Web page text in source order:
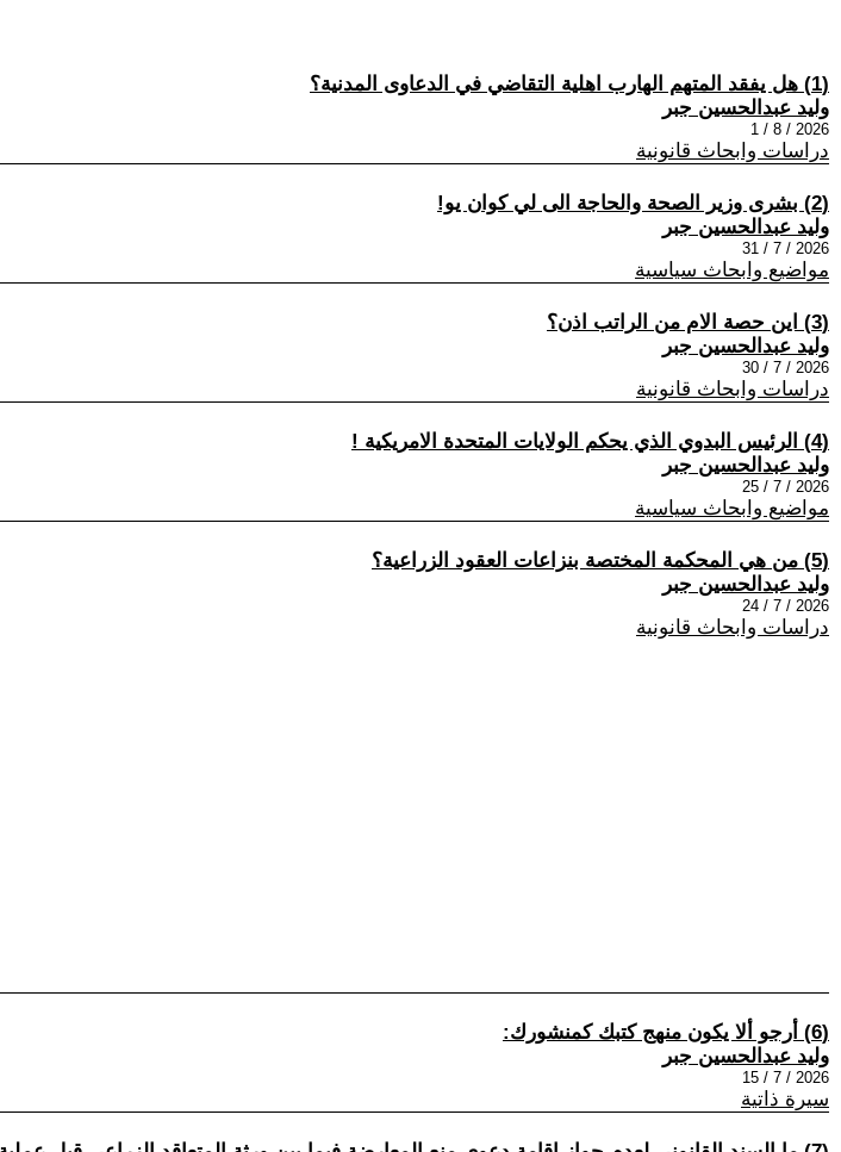
(1) هل يفقد المتهم الهارب اهلية التقاضي في الدعاوى المدنية؟
وليد عبدالحسين جبر
2026 / 8 / 1
دراسات وابحاث قانونية
(2) بشرى وزير الصحة والحاجة الى لي كوان يو!
وليد عبدالحسين جبر
2026 / 7 / 31
مواضيع وابحاث سياسية
(3) اين حصة الام من الراتب اذن؟
وليد عبدالحسين جبر
2026 / 7 / 30
دراسات وابحاث قانونية
(4) الرئيس البدوي الذي يحكم الولايات المتحدة الامريكية !
وليد عبدالحسين جبر
2026 / 7 / 25
مواضيع وابحاث سياسية
(5) من هي المحكمة المختصة بنزاعات العقود الزراعية؟
وليد عبدالحسين جبر
2026 / 7 / 24
دراسات وابحاث قانونية
(6) أرجو ألا يكون منهج كتبك كمنشورك:
وليد عبدالحسين جبر
2026 / 7 / 15
سيرة ذاتية